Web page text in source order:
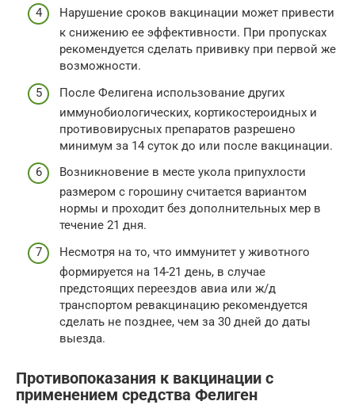
Нарушение сроков вакцинации может привести
к снижению ее эффективности. При пропусках
рекомендуется сделать прививку при первой же
возможности.
После Фелигена использование других
иммунобиологических, кортикостероидных и
противовирусных препаратов разрешено
минимум за 14 суток до или после вакцинации.
Возникновение в месте укола припухлости
размером с горошину считается вариантом
нормы и проходит без дополнительных мер в
течение 21 дня.
Несмотря на то, что иммунитет у животного
формируется на 14-21 день, в случае
предстоящих переездов авиа или ж/д
транспортом ревакцинацию рекомендуется
сделать не позднее, чем за 30 дней до даты
выезда.
Противопоказания к вакцинации с
применением средства Фелиген